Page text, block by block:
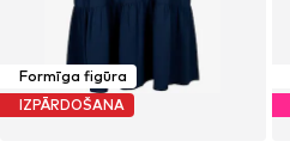
Formīga figūra
IZPĀRDOŠANA